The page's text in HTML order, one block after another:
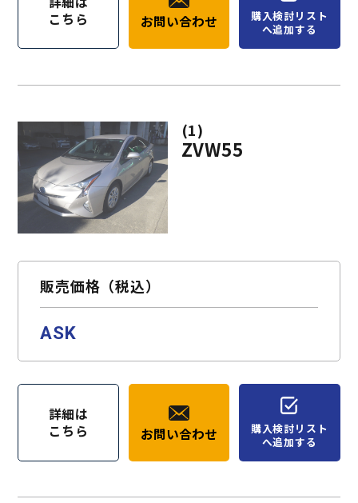
こちら
お問い合わせ
購入検討リスト
へ追加する
(1)
ZVW55
販売価格（税込）
ASK
詳細は
こちら
お問い合わせ
購入検討リスト
へ追加する